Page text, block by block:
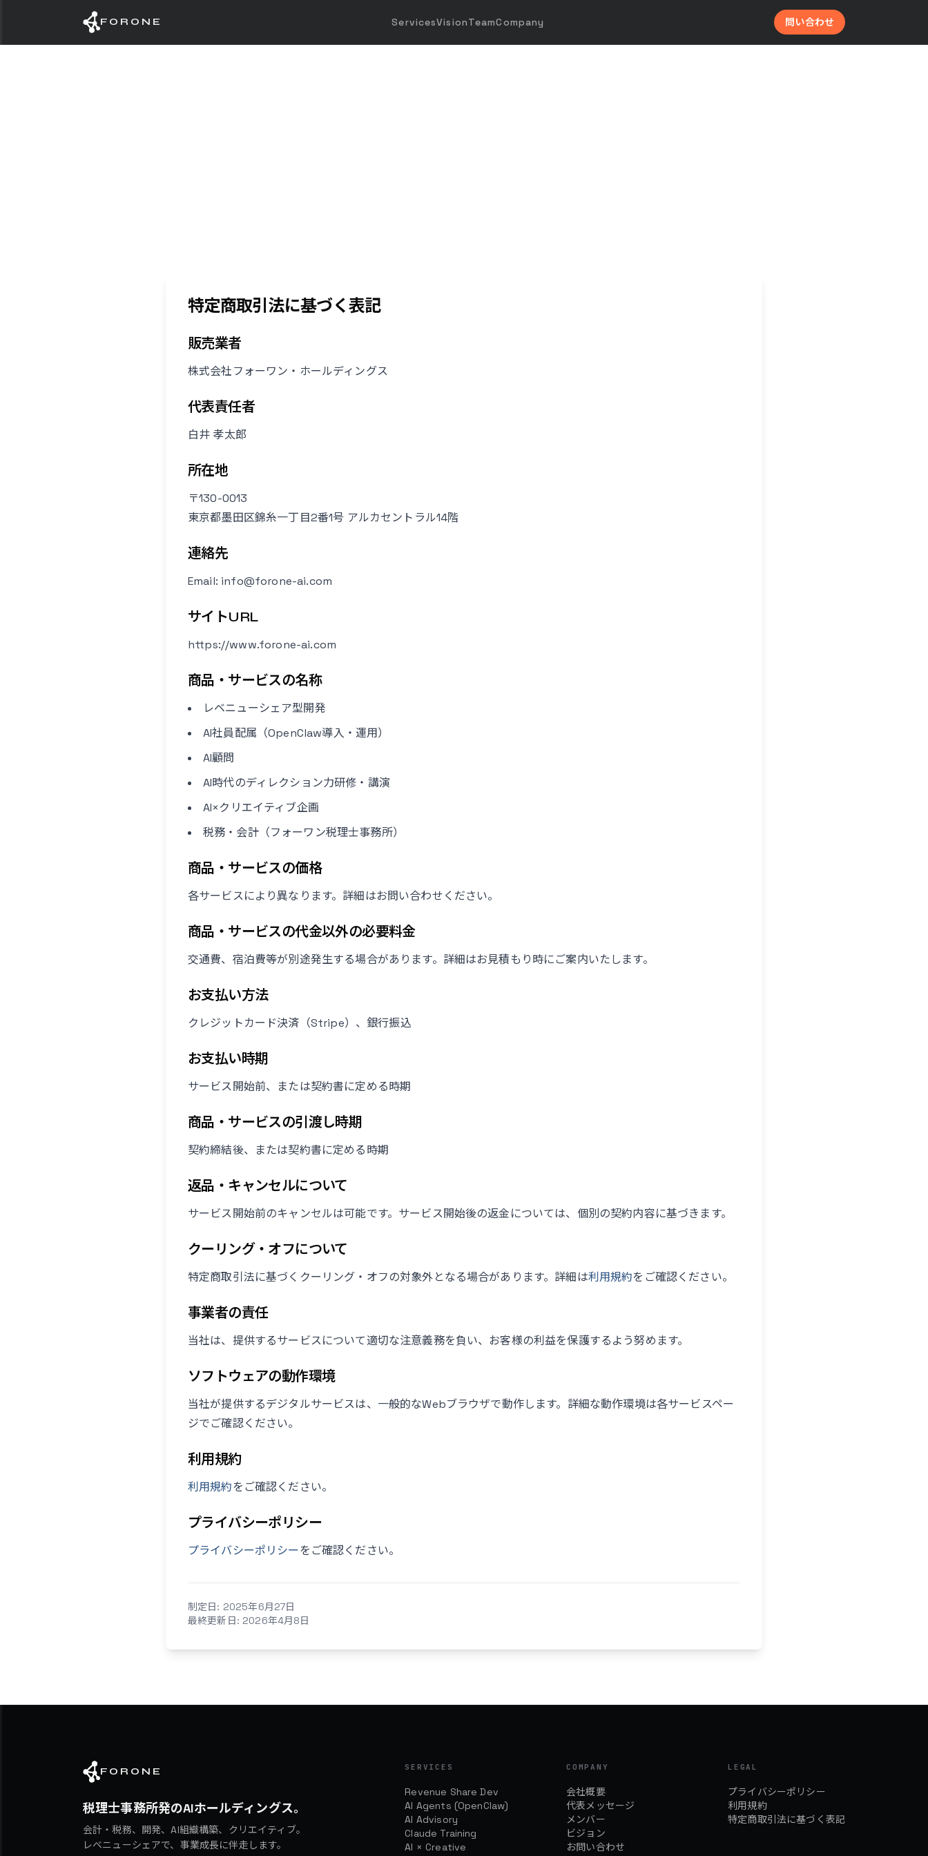
FORONE ServicesVisionTeamCompany 問い合わせ
特定商取引法に基づく表記
販売業者
株式会社フォーワン・ホールディングス
代表責任者
白井 孝太郎
所在地
〒130-0013
東京都墨田区錦糸一丁目2番1号 アルカセントラル14階
連絡先
Email: info@forone-ai.com
サイトURL
https://www.forone-ai.com
商品・サービスの名称
レベニューシェア型開発
AI社員配属（OpenClaw導入・運用）
AI顧問
AI時代のディレクション力研修・講演
AI×クリエイティブ企画
税務・会計（フォーワン税理士事務所）
商品・サービスの価格
各サービスにより異なります。詳細はお問い合わせください。
商品・サービスの代金以外の必要料金
交通費、宿泊費等が別途発生する場合があります。詳細はお見積もり時にご案内いたします。
お支払い方法
クレジットカード決済（Stripe）、銀行振込
お支払い時期
サービス開始前、または契約書に定める時期
商品・サービスの引渡し時期
契約締結後、または契約書に定める時期
返品・キャンセルについて
サービス開始前のキャンセルは可能です。サービス開始後の返金については、個別の契約内容に基づきます。
クーリング・オフについて
特定商取引法に基づくクーリング・オフの対象外となる場合があります。詳細は利用規約をご確認ください。
事業者の責任
当社は、提供するサービスについて適切な注意義務を負い、お客様の利益を保護するよう努めます。
ソフトウェアの動作環境
当社が提供するデジタルサービスは、一般的なWebブラウザで動作します。詳細な動作環境は各サービスペー
ジでご確認ください。
利用規約
利用規約をご確認ください。
プライバシーポリシー
プライバシーポリシー をご確認ください。
制定日: 2025年6月27日
最終更新日: 2026年4月8日
FORONE
税理士事務所発のAIホールディングス。
会計・税務、開発、AI組織構築、クリエイティブ。
レベニューシェアで、事業成長に伴走します。
SERVICES
Revenue Share Dev
AI Agents (OpenClaw)
AI Advisory
Claude Training
AI × Creative
COMPANY
会社概要
代表メッセージ
メンバー
ビジョン
お問い合わせ
LEGAL
プライバシーポリシー
利用規約
特定商取引法に基づく表記